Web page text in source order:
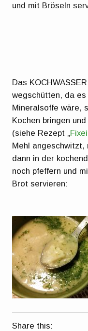
und mit Bröseln
Das
wegschütten, da
Mineralsoffe wäre,
Kochen bringen
(siehe Rezept „
Mehl angeschwitzt,
dann in der
noch pfeffern und
Brot servieren:
Share this: